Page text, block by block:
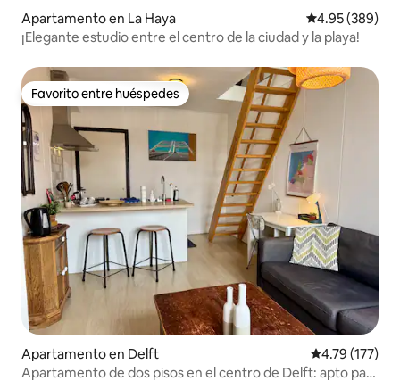
Apartamento en La Haya Calificación
4.95 (389)
¡Elegante estudio entre el centro de la ciudad y la playa!
Favorito entre huéspedes
Favorito entre huéspedes
Apartamento en Delft Calificación
4.79 (177)
Apartamento de dos pisos en el centro de Delft: apto para